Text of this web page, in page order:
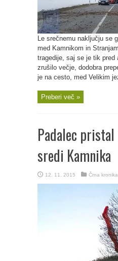
Le srečnemu naključju se
med Kamnikom in
tragedije, saj se je tik pred
zrušilo večje, dodobra
je na cesto, med Velikim
Preberi več »
Padalec pristal
sredi Kamnika
12. 11. 2015 Črna kronika